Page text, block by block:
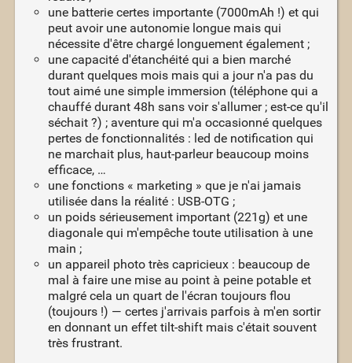
une batterie certes importante (7000mAh !) et qui
peut avoir une autonomie longue mais qui
nécessite d'être chargé longuement également ;
une capacité d'étanchéité qui a bien marché
durant quelques mois mais qui a jour n'a pas du
tout aimé une simple immersion (téléphone qui a
chauffé durant 48h sans voir s'allumer ; est-ce qu'il
séchait ?) ; aventure qui m'a occasionné quelques
pertes de fonctionnalités : led de notification qui
ne marchait plus, haut-parleur beaucoup moins
efficace, …
une fonctions « marketing » que je n'ai jamais
utilisée dans la réalité : USB-OTG ;
un poids sérieusement important (221g) et une
diagonale qui m'empêche toute utilisation à une
main ;
un appareil photo très capricieux : beaucoup de
mal à faire une mise au point à peine potable et
malgré cela un quart de l'écran toujours flou
(toujours !) — certes j'arrivais parfois à m'en sortir
en donnant un effet tilt-shift mais c'était souvent
très frustrant.